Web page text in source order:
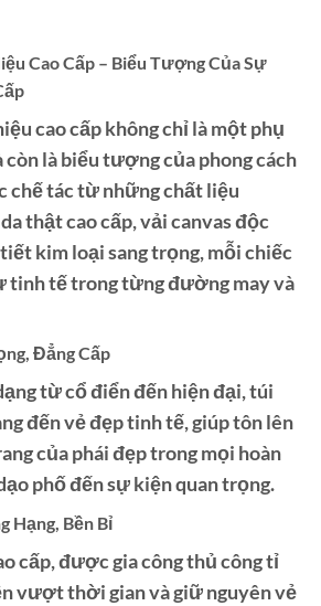
Cao Cấp – Biểu Tượng Của Sự
cao cấp không chỉ là một phụ
là biểu tượng của phong cách
chế tác từ những chất liệu
thật cao cấp, vải canvas độc
kim loại sang trọng, mỗi chiếc
tinh tế trong từng đường may và
Đẳng Cấp
từ cổ điển đến hiện đại, túi
đến vẻ đẹp tinh tế, giúp tôn lên
của phái đẹp trong mọi hoàn
phố đến sự kiện quan trọng.
Hạng, Bền Bỉ
cấp, được gia công thủ công tỉ
vượt thời gian và giữ nguyên vẻ